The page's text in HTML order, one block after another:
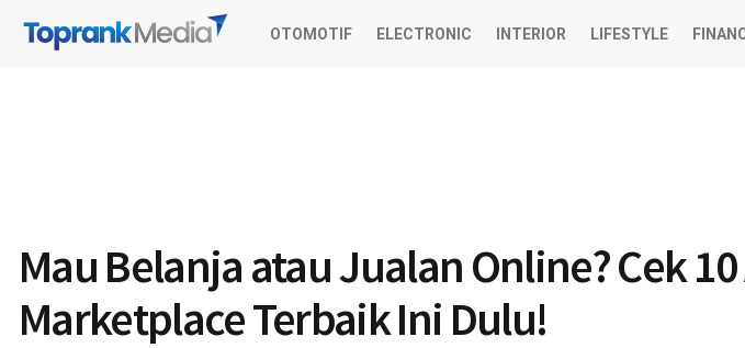
OTOMOTIF ELECTRONIC INTERIOR LIFESTYLE
Mau Belanja atau Jualan Online? Cek
Marketplace Terbaik Ini Dulu!